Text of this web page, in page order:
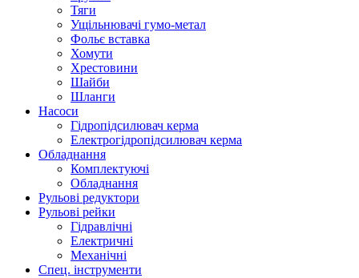
Тяги
Ущільнювачі гумо-метал
Фольє вставка
Хомути
Хрестовини
Шайби
Шланги
Насоси
Гідропідсилювач керма
Електрогідропідсилювач керма
Обладнання
Комплектуючі
Обладнання
Рульові редуктори
Рульові рейки
Гідравлічні
Електричні
Механічні
Спец. інструменти